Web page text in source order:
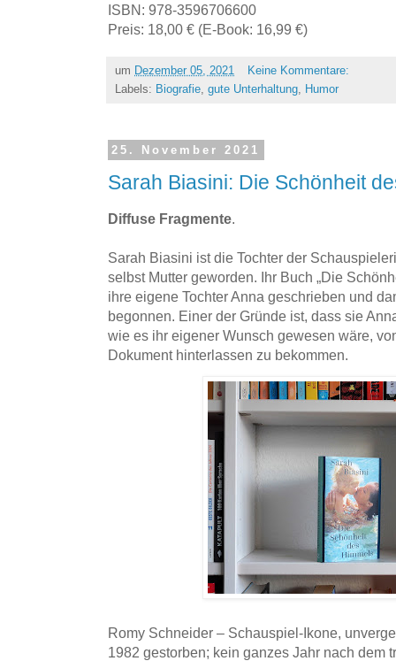
ISBN: 978-3596706600
Preis: 18,00 € (E-Book: 16,99 €)
um Dezember 05, 2021
Keine Kommentare:
Labels: Biografie, gute Unterhaltung, Humor
25. November 2021
Sarah Biasini: Die Schönheit
Diffuse Fragmente.
Sarah Biasini ist die Tochter der
selbst Mutter geworden. Ihr Buch „Die
ihre eigene Tochter Anna geschrieben und
begonnen. Einer der Gründe ist, dass sie
wie es ihr eigener Wunsch gewesen wäre,
Dokument hinterlassen zu bekommen.
Romy Schneider – Schauspiel-Ikone,
1982 gestorben; kein ganzes Jahr nach dem